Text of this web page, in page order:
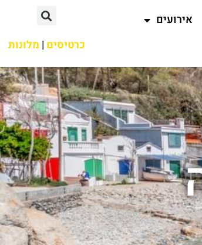
אירועים
כרטיסים | מלונות